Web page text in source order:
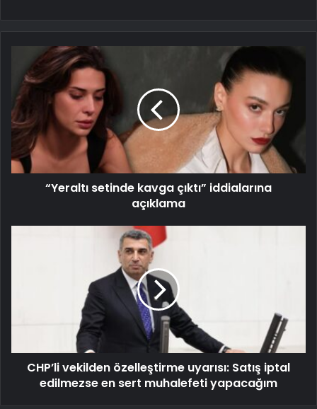
“Yeraltı setinde kavga çıktı” iddialarına
açıklama
CHP’li vekilden özelleştirme uyarısı: Satış iptal
edilmezse en sert muhalefeti yapacağım